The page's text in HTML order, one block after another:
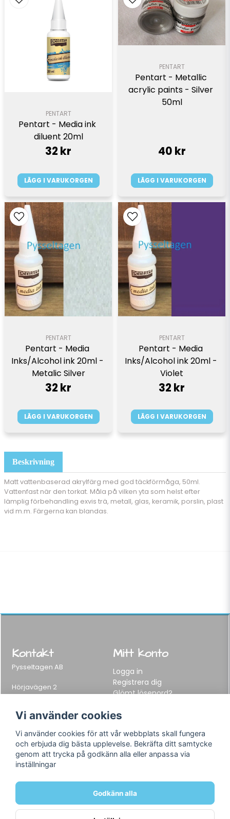
Beskrivning
Matt vattenbaserad akrylfärg med god täckförmåga, 50ml.
Vattenfast när den torkat. Måla på vilken yta som helst efter
lämplig förbehandling exvis trä, metall, glas, keramik, porslin, plast
vid m.m. Färgerna kan blandas.
PENTART
Pentart - Media ink
diluent 20ml
32 kr
LÄGG I VARUKORGEN
PENTART
Pentart - Metallic
acrylic paints - Silver
50ml
40 kr
LÄGG I VARUKORGEN
PENTART
Pentart - Media
Inks/Alcohol ink 20ml -
Metalic Silver
32 kr
LÄGG I VARUKORGEN
PENTART
Pentart - Media
Inks/Alcohol ink 20ml -
Violet
32 kr
LÄGG I VARUKORGEN
Kontakt
Pysseltagen AB
Hörjavägen 2
282 34 Tyringe, Sweden
E-post:info@pysseltagen.se
Mitt konto
Logga in
Registrera dig
Glömt lösenord?
Info
Varumärken
Om oss
Kontakt
Följ oss
Vi använder cookies
Vi använder cookies för att vår webbplats skall fungera
och erbjuda dig bästa upplevelse. Bekräfta ditt samtycke
genom att trycka på godkänn alla eller anpassa via
inställningar
Godkänn alla